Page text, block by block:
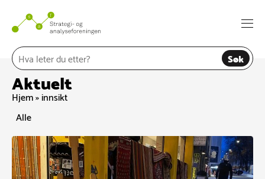
innhold
Søk
Aktuelt
Hjem»innsikt
Alle